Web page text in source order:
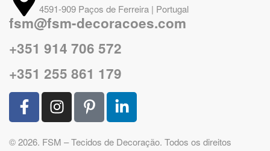
4591-909 Paços de Ferreira | Portugal
fsm@fsm-decoracoes.com
+351 914 706 572
+351 255 861 179
© 2026. FSM – Tecidos de Decoração. Todos os direitos